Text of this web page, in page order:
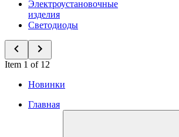
Электроустановочные
изделия
Светодиоды
Item 1 of 12
Новинки
Главная